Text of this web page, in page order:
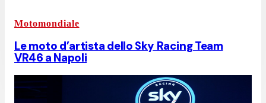
Motomondiale
Le moto d’artista dello Sky Racing Team
VR46 a Napoli